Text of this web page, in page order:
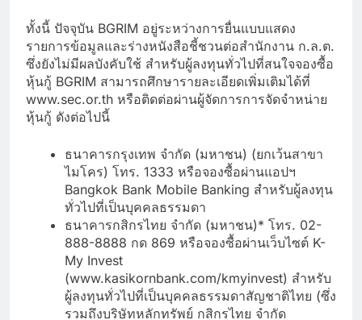
ทั้งนี้ ปัจจุบัน BGRIM อยู่ระหว่างการยื่นแบบแสดง
รายการข้อมูลและร่างหนังสือชี้ชวนต่อสำนักงาน ก.ล.ต.
ซึ่งยังไม่มีผลบังคับใช้ สำหรับผู้ลงทุนทั่วไปที่สนใจจองซื้อ
หุ้นกู้ BGRIM สามารถศึกษารายละเอียดเพิ่มเติมได้ที่
www.sec.or.th หรือติดต่อผ่านผู้จัดการการจัดจำหน่าย
หุ้นกู้ ดังต่อไปนี้
ธนาคารกรุงเทพ จำกัด (มหาชน) (ยกเว้นสาขา
ไมโคร) โทร. 1333 หรือจองซื้อผ่านแอปฯ
Bangkok Bank Mobile Banking สำหรับผู้ลงทุน
ทั่วไปที่เป็นบุคคลธรรมดา
ธนาคารกสิกรไทย จำกัด (มหาชน)* โทร. 02-
888-8888 กด 869 หรือจองซื้อผ่านเว็บไซต์ K-
My Invest
(www.kasikornbank.com/kmyinvest) สำหรับ
ผู้ลงทุนทั่วไปที่เป็นบุคคลธรรมดาสัญชาติไทย (ซึ่ง
รวมถึงบริษัทหลักทรัพย์ กสิกรไทย จำกัด